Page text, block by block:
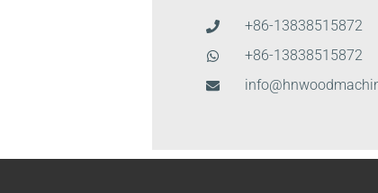
+86-13838515872
+86-13838515872